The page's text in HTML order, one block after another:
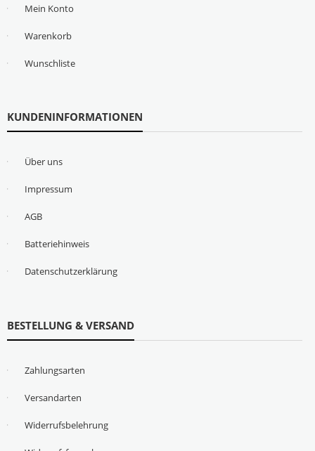
Mein Konto
Warenkorb
Wunschliste
KUNDENINFORMATIONEN
Über uns
Impressum
AGB
Batteriehinweis
Datenschutzerklärung
BESTELLUNG & VERSAND
Zahlungsarten
Versandarten
Widerrufsbelehrung